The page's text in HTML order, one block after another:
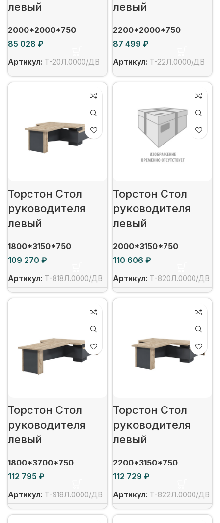
левый
2000*2000*750
₽
Артикул: Т-20Л.0000/ДВ
левый
2200*2000*750
₽
Артикул: Т-22Л.0000/ДВ
Торстон Стол
руководителя
левый
1800*3150*750
₽
Артикул: Т-818Л.0000/ДВ
Торстон Стол
руководителя
левый
2000*3150*750
₽
Артикул: Т-820Л.0000/ДВ
Торстон Стол
руководителя
левый
1800*3700*750
₽
Артикул: Т-918Л.0000/ДВ
Торстон Стол
руководителя
левый
2200*3150*750
₽
Артикул: Т-822Л.0000/ДВ